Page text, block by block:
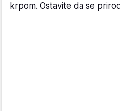
krpom. Ostavite da se